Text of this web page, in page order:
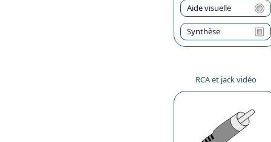
Aide visuelle
Synthèse
RCA et jack vidéo